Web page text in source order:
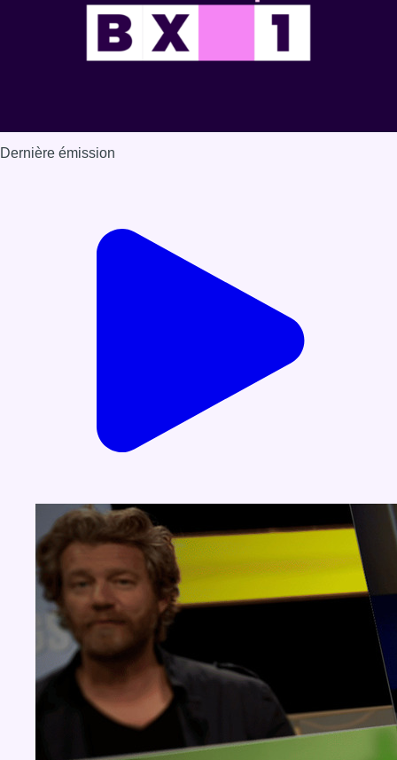
Dernière émission